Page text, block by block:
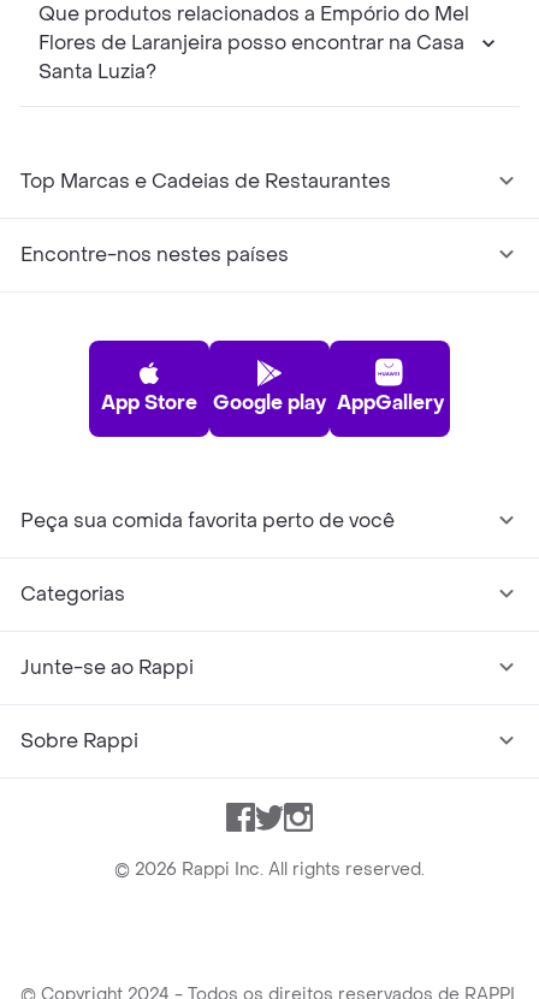
Que produtos relacionados a Empório do Mel
Flores de Laranjeira posso encontrar na Casa
Santa Luzia?
Top Marcas e Cadeias de Restaurantes
Encontre-nos nestes países
App Store Google play AppGallery
Peça sua comida favorita perto de você
Categorias
Junte-se ao Rappi
Sobre Rappi
Facebook
TwitterInstagram
© 2026 Rappi Inc. All rights reserved.